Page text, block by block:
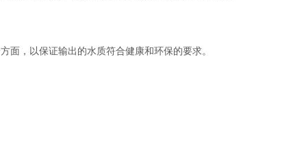
，以保证输出的水质符合健康和环保的要求。